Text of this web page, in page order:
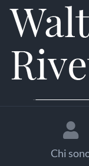
Salta
contenuto
Chi